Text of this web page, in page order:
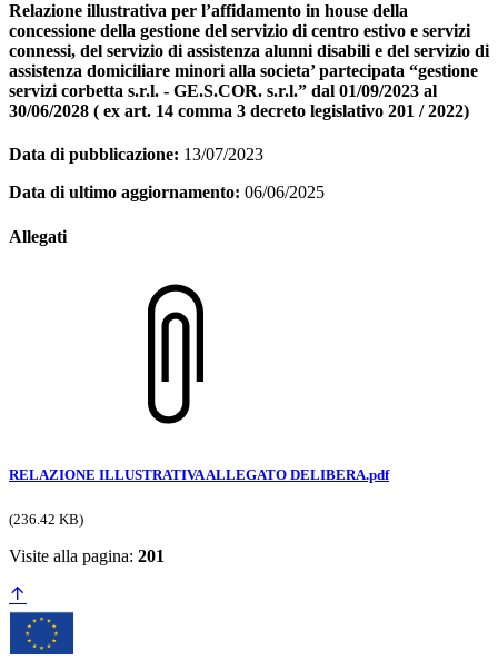
Relazione illustrativa per l’affidamento in house della
concessione della gestione del servizio di centro estivo e servizi
connessi, del servizio di assistenza alunni disabili e del servizio di
assistenza domiciliare minori alla societa’ partecipata “gestione
servizi corbetta s.r.l. - GE.S.COR. s.r.l.” dal 01/09/2023 al
30/06/2028 ( ex art. 14 comma 3 decreto legislativo 201 / 2022)
Data di pubblicazione: 13/07/2023
Data di ultimo aggiornamento: 06/06/2025
Allegati
RELAZIONE ILLUSTRATIVA ALLEGATO DELIBERA.pdf
(236.42 KB)
Visite alla pagina: 201